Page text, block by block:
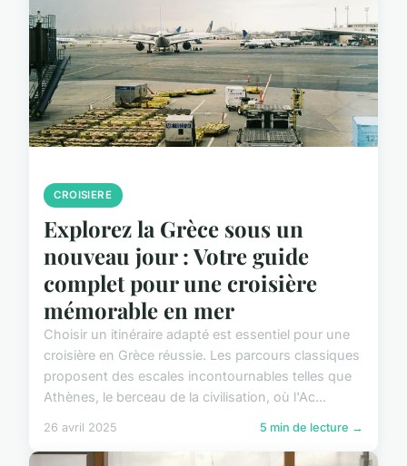
CROISIERE
Explorez la Grèce sous un
nouveau jour : Votre guide
complet pour une croisière
mémorable en mer
Choisir un itinéraire adapté est essentiel pour une
croisière en Grèce réussie. Les parcours classiques
proposent des escales incontournables telles que
Athènes, le berceau de la civilisation, où l'Ac...
26 avril 2025 5 min de lecture →